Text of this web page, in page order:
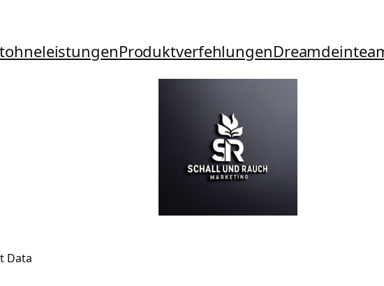
Produktverfehlungen
Data